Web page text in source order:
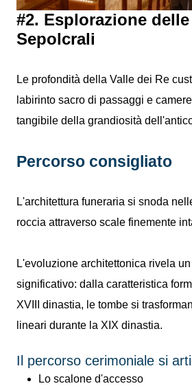
#2. Esplorazione delle
Sepolcrali
Le profondità della Valle dei Re
labirinto sacro di passaggi e
tangibile della grandiosità
Percorso consigliato
L'architettura funeraria si snoda
roccia attraverso scale finemente
L'evoluzione architettonica rivela
significativo: dalla caratteristica
XVIII dinastia, le tombe si
lineari durante la XIX dinastia.
Il percorso cerimoniale si
Lo scalone d'accesso